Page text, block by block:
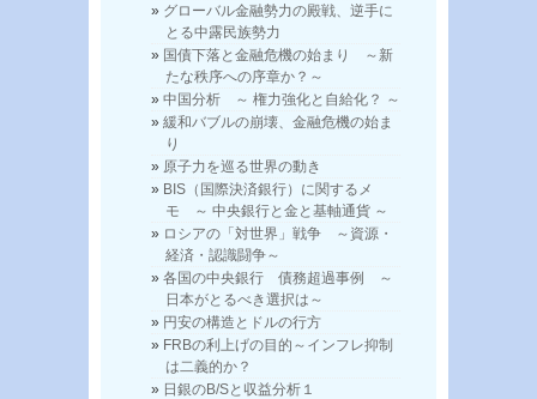
グローバル金融勢力の殿戦、逆手に
とる中露民族勢力
国債下落と金融危機の始まり ～新
たな秩序への序章か？～
中国分析 ～ 権力強化と自給化？ ～
緩和バブルの崩壊、金融危機の始ま
り
原子力を巡る世界の動き
BIS（国際決済銀行）に関するメ
モ ～ 中央銀行と金と基軸通貨 ～
ロシアの「対世界」戦争 ～資源・
経済・認識闘争～
各国の中央銀行 債務超過事例 ～
日本がとるべき選択は～
円安の構造とドルの行方
FRBの利上げの目的～インフレ抑制
は二義的か？
日銀のB/Sと収益分析１